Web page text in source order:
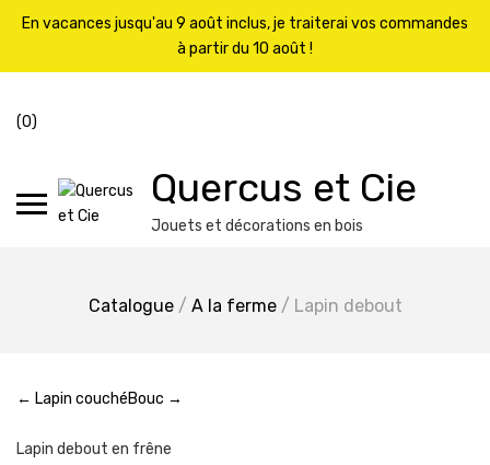
En vacances jusqu'au 9 août inclus, je traiterai vos commandes
à partir du 10 août !
content
Quercus et Cie
Jouets et décorations en bois
Cart
(0)
Catalogue/ A la ferme/ Lapin debout
← Lapin couchéBouc →
Lapin debout en frêne